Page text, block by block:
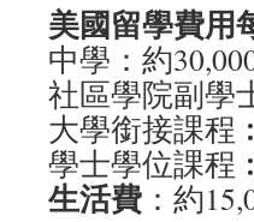
美國留學費用
中學：約
社區學院副學
大學銜接課程
學士學位課程
生活費 ：約